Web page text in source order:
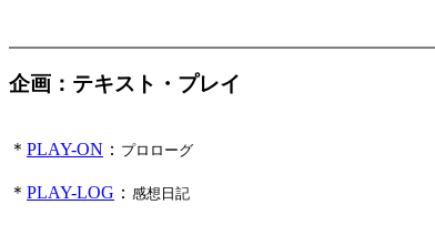
企画：テキスト・プレイ
＊ PLAY-ON ： プロローグ
＊ PLAY-LOG ： 感想日記